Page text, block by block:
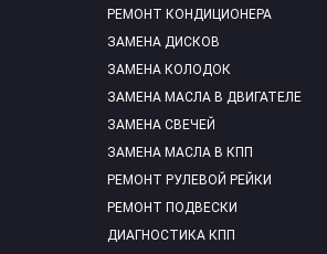
РЕМОНТ КОНДИЦИОНЕРА
ЗАМЕНА ДИСКОВ
ЗАМЕНА КОЛОДОК
ЗАМЕНА МАСЛА В ДВИГАТЕЛЕ
ЗАМЕНА СВЕЧЕЙ
ЗАМЕНА МАСЛА В КПП
РЕМОНТ РУЛЕВОЙ РЕЙКИ
РЕМОНТ ПОДВЕСКИ
ДИАГНОСТИКА КПП